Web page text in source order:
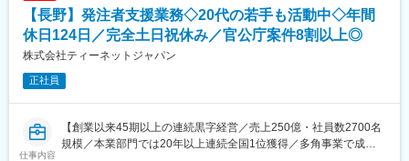
変更の範囲：無
・工事を実行するために必要な資料作成
・工事の施工状況チェック
・工事検査などへの参加・立ち合い
【ポジションの詳細】
・想定勤務地：新潟・石川・富山・岐阜・長野
・主な取引先：国土交通省、農林水産省、地方自治体、鉄道運輸
機構、各種団体、大手ゼネコン
【長野】発注者支援業務◇20代の若手も活動中◇年間
休日124日／完全土日祝休み／官公庁案件8割以上◎
株式会社ティーネットジャパン
正社員
仕事内容
【創業以来45期以上の連続黒字経営／売上250億・社員数2700名
規模／本業部門では20年以上連続全国1位獲得／多角事業で成長